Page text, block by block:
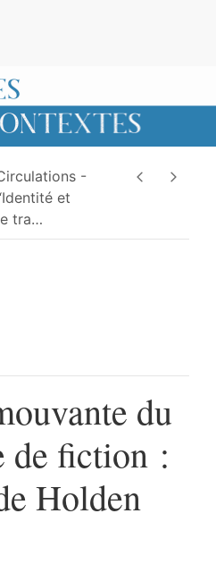
-
et
tra…
du
de fiction :
Holden